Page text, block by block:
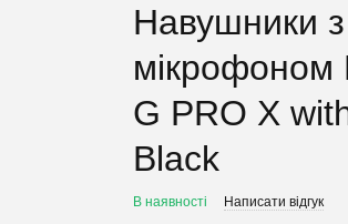
Навушники з
мікрофоном
G PRO X
Black
В наявності Написати відгук